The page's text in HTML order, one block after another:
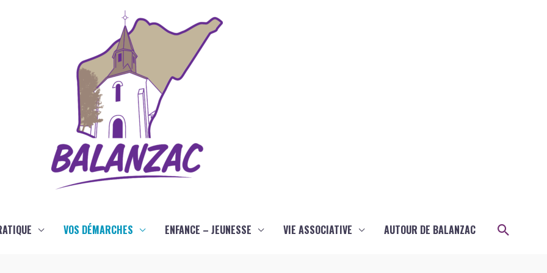
VOS DÉMARCHES ENFANCE – JEUNESSE VIE ASSOCIATIVE AUTOUR DE BALANZAC